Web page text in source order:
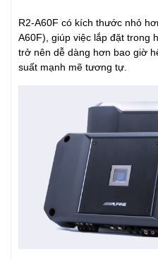
R2-A60F có kích thước nhỏ
A60F), giúp việc lắp đặt trong
trở nên dễ dàng hơn bao giờ
suất mạnh mẽ tương tự.